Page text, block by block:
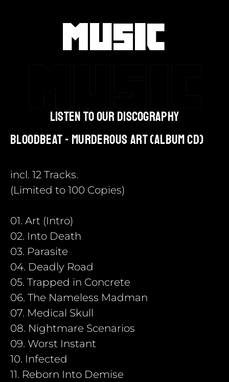
Music
listen to our discography
Bloodbeat - Murderous Art (Album CD)
incl. 12 Tracks.
(Limited to 100 Copies)
01. Art (Intro)
02. Into Death
03. Parasite
04. Deadly Road
05. Trapped in Concrete
06. The Nameless Madman
07. Medical Skull
08. Nightmare Scenarios
09. Worst Instant
10. Infected
11. Reborn Into Demise